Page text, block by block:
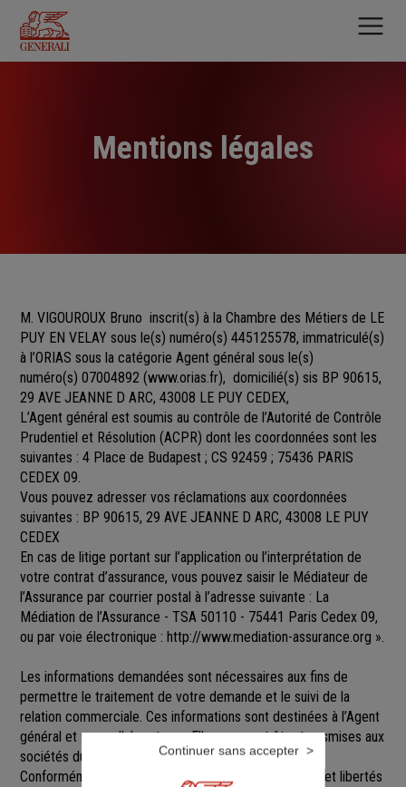
contenu
principal
Mentions légales
M. VIGOUROUX Bruno inscrit(s) à la Chambre des Métiers de LE
PUY EN VELAY sous le(s) numéro(s) 445125578, immatriculé(s)
à l’ORIAS sous la catégorie Agent général sous le(s)
numéro(s) 07004892 (www.orias.fr), domicilié(s) sis BP 90615,
29 AVE JEANNE D ARC, 43008 LE PUY CEDEX,
L’Agent général est soumis au contrôle de l’Autorité de Contrôle
Prudentiel et Résolution (ACPR) dont les coordonnées sont les
suivantes : 4 Place de Budapest ; CS 92459 ; 75436 PARIS
CEDEX 09.
Vous pouvez adresser vos réclamations aux coordonnées
suivantes : BP 90615, 29 AVE JEANNE D ARC, 43008 LE PUY
CEDEX
En cas de litige portant sur l’application ou l’interprétation de
votre contrat d’assurance, vous pouvez saisir le Médiateur de
l’Assurance par courrier postal à l’adresse suivante : La
Médiation de l’Assurance - TSA 50110 - 75441 Paris Cedex 09,
ou par voie électronique : http://www.mediation-assurance.org ».
Les informations demandées sont nécessaires aux fins de
permettre le traitement de votre demande et le suivi de la
relation commerciale. Ces informations sont destinées à l’Agent
général et ses collaborateurs. Elles pourront être transmises aux
sociétés du groupe GENERALI.
Conformément aux dispositions de la loi Informatique et libertés
Continuer sans accepter